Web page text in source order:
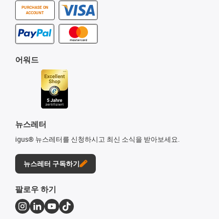
PURCHASE ON
ACCOUNT
어워드
뉴스레터
igus® 뉴스레터를 신청하시고 최신 소식을 받아보세요.
뉴스레터 구독하기
팔로우 하기